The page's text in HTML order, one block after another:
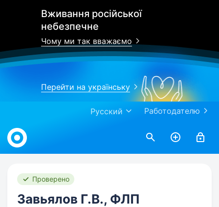
Вживання російської
небезпечне
Чому ми так вважаємо
Перейти на українську
Работодателю
Русский
Work.ua
Проверено
Завьялов Г.В., ФЛП